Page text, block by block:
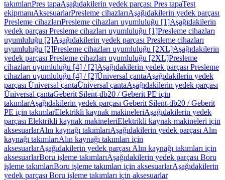
takımlarıPres tapaAşağıdakilerin yedek parçası Pres tapaTest
ekipmanıAksesuarlarPresleme cihazlarıAşağıdakilerin yedek parçası
Presleme cihazlarıPresleme cihazları uyumluluğu [1]Aşağıdakilerin
yedek parçası Presleme cihazları uyumluluğu [1]Presleme cihazları
uyumluluğu [2]Aşağıdakilerin yedek parçası Presleme cihazları
uyumluluğu [2]Presleme cihazları uyumluluğu [2XL]Aşağıdakilerin
yedek parçası Presleme cihazları uyumluluğu [2XL]Presleme
cihazları uyumluluğu [4] / [2]Aşağıdakilerin yedek parçası Presleme
cihazları uyumluluğu [4] / [2]Üniversal çantaAşağıdakilerin yedek
parçası Üniversal çantaÜniversal çantaAşağıdakilerin yedek parçası
Üniversal çantaGeberit Silent-db20 / Geberit PE için
takımlarAşağıdakilerin yedek parçası Geberit Silent-db20 / Geberit
PE için takımlarElektrikli kaynak makineleriAşağıdakilerin yedek
parçası Elektrikli kaynak makineleriElektrikli kaynak makineleri için
aksesuarlarAlın kaynağı takımlarıAşağıdakilerin yedek parçası Alın
kaynağı takımlarıAlın kaynağı takımları için
aksesuarlarAşağıdakilerin yedek parçası Alın kaynağı takımları için
aksesuarlarBoru işleme takımlarıAşağıdakilerin yedek parçası Boru
işleme takımlarıBoru işleme takımları için aksesuarlarAşağıdakilerin
yedek parçası Boru işleme takımları için aksesuarlar